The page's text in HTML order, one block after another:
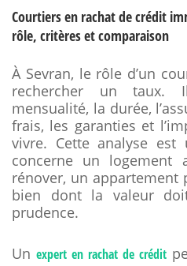
Courtiers en rachat de crédit
rôle, critères et comparaison
À Sevran, le rôle d’un
rechercher un taux.
mensualité, la durée,
frais, les garanties et
vivre. Cette analyse
concerne un logement
rénover, un appartement
bien dont la valeur
prudence.
Un expert en rachat de crédit